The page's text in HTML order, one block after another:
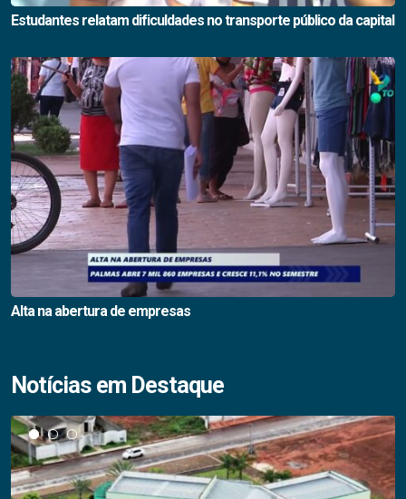
Estudantes relatam dificuldades no transporte público da capital
Alta na abertura de empresas
Notícias em Destaque